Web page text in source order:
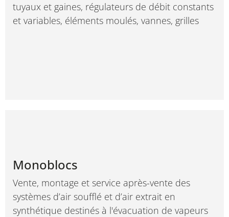
tuyaux et gaines, régulateurs de débit constants
et variables, éléments moulés, vannes, grilles
Monoblocs
Vente, montage et service après-vente des
systèmes d’air soufflé et d’air extrait en
synthétique destinés à l'évacuation de vapeurs